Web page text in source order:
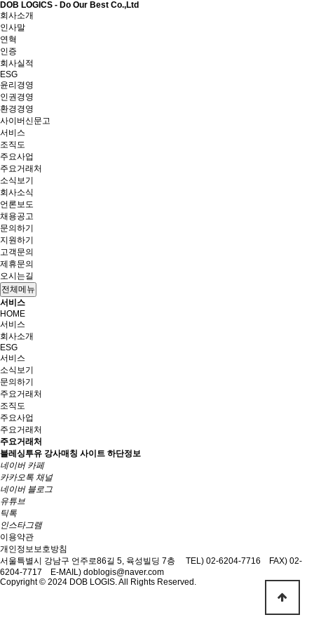
DOB LOGICS - Do Our Best Co.,Ltd
회사소개
인사말
연혁
인증
회사실적
ESG
윤리경영
인권경영
환경경영
사이버신문고
서비스
조직도
주요사업
주요거래처
소식보기
회사소식
언론보도
채용공고
문의하기
지원하기
고객문의
제휴문의
오시는길
전체메뉴
서비스
HOME
서비스
회사소개
ESG
서비스
소식보기
문의하기
주요거래처
조직도
주요사업
주요거래처
주요거래처
블레싱투유 강사매칭 사이트 하단정보
네이버 카페
카카오톡 채널
네이버 블로그
유튜브
틱톡
인스타그램
이용약관
개인정보보호방침
서울특별시 강남구 언주로86길 5, 육성빌딩 7층
TEL) 02-6204-7716
FAX) 02-
6204-7717
E-MAIL) doblogis@naver.com
Copyright © 2024 DOB LOGIS. All Rights Reserved.